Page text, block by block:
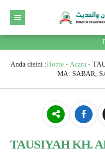
Anda disini :Home - Acara -
MA: SABAR,
TAUSIYAH KH.